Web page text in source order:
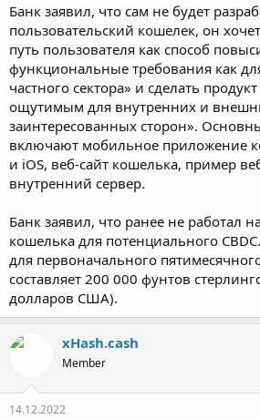
Банк заявил, что сам не будет
пользовательский кошелек, он
путь пользователя как способ
функциональные требования как
частного сектора» и сделать
ощутимым для внутренних и
заинтересованных сторон».
включают мобильное приложение
и iOS, веб-сайт кошелька, пример
внутренний сервер.
Банк заявил, что ранее не работал
кошелька для потенциального
для первоначального
составляет 200 000 фунтов
долларов США).
xHash.cash
Member
14.12.2022